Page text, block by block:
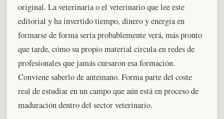
original. La veterinaria o el veterinario que lee este
editorial y ha invertido tiempo, dinero y energía en
formarse de forma seria probablemente verá, más pronto
que tarde, cómo su propio material circula en redes de
profesionales que jamás cursaron esa formación.
Conviene saberlo de antemano. Forma parte del coste
real de estudiar en un campo que aún está en proceso de
maduración dentro del sector veterinario.